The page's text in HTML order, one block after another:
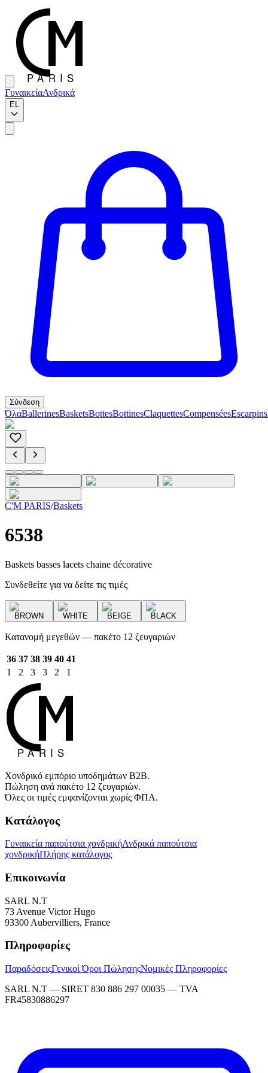
ΓυναικείαΑνδρικά
EL
Σύνδεση
ΌλαBallerinesBasketsBottesBottinesClaquettesCompenséesEscarpins
C'M PARIS/Baskets
6538
Baskets basses lacets chaine décorative
Συνδεθείτε για να δείτε τις τιμές
BROWN WHITE BEIGE BLACK
Κατανομή μεγεθών — πακέτο 12 ζευγαριών
36 37 38 39 40 41
1
2 3 3 2 1
Χονδρικό εμπόριο υποδημάτων B2B.
Πώληση ανά πακέτο 12 ζευγαριών.
Όλες οι τιμές εμφανίζονται χωρίς ΦΠΑ.
Κατάλογος
Γυναικεία παπούτσια χονδρικήΑνδρικά παπούτσια
χονδρικήΠλήρης κατάλογος
Επικοινωνία
SARL N.T
73 Avenue Victor Hugo
93300 Aubervilliers, France
Πληροφορίες
ΠαραδόσειςΓενικοί Όροι ΠώλησηςΝομικές Πληροφορίες
SARL N.T — SIRET 830 886 297 00035 — TVA
FR45830886297